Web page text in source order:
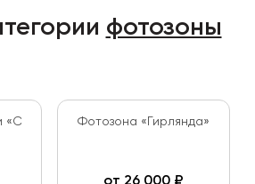
фотозоны
«С
Фотозона «Гирлянда»